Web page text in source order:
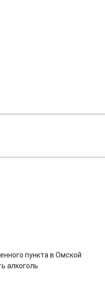
пункта в Омской
алкоголь